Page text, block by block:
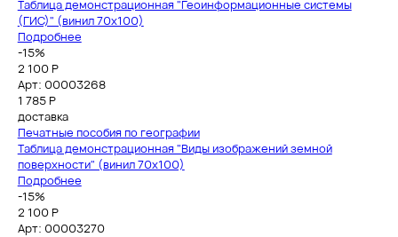
Таблица демонстрационная "Геоинформационные системы
(ГИС)" (винил 70х100)
Подробнее
-15%
2 100 Р
Арт: 00003268
1 785Р
доставка
Печатные пособия по географии
Таблица демонстрационная "Виды изображений земной
поверхности" (винил 70х100)
Подробнее
-15%
2 100 Р
Арт: 00003270